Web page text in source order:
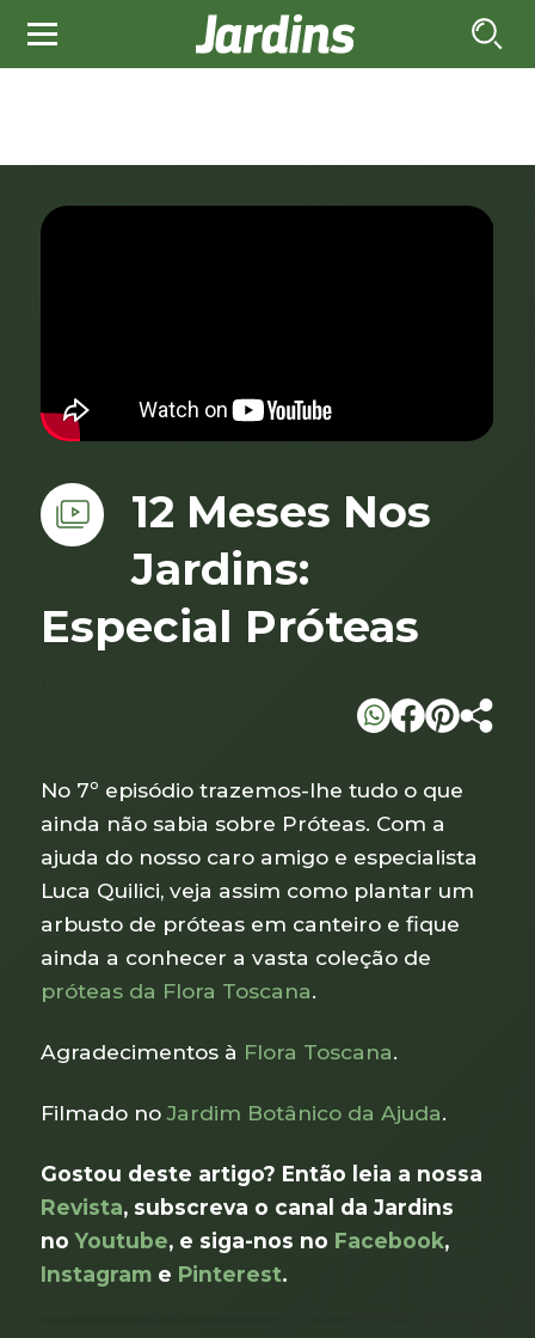
12 Meses Nos
Jardins:
Especial Próteas
No 7º episódio trazemos-lhe tudo o que
ainda não sabia sobre Próteas. Com a
ajuda do nosso caro amigo e especialista
Luca Quilici, veja assim como plantar um
arbusto de próteas em canteiro e fique
ainda a conhecer a vasta coleção de
próteas da Flora Toscana.
Agradecimentos à Flora Toscana.
Filmado noJardim Botânico da Ajuda.
Gostou deste artigo? Então leia a nossa
Revista, subscreva o canal da Jardins
noYoutube, e siga-nos no Facebook,
Instagram e Pinterest.